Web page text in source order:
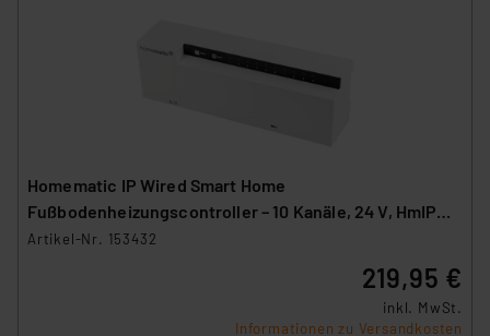
Homematic IP Wired Smart Home
Fußbodenheizungscontroller – 10 Kanäle, 24 V, HmIPW-
FAL24-C10
Artikel-Nr. 153432
219,95 €
inkl. MwSt.
Informationen zu Versandkosten